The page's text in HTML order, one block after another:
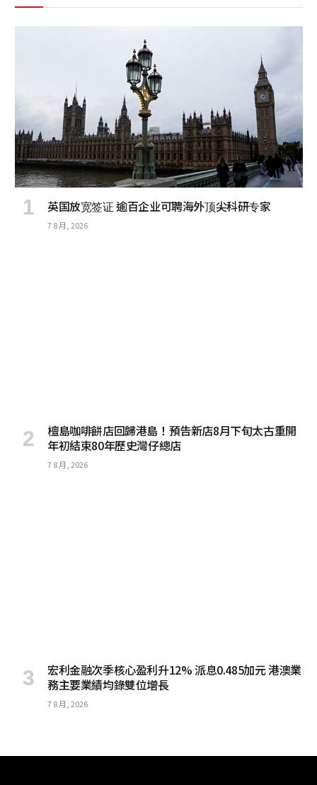
英国放宽签证 逾百企业可聘海外顶尖科研专家
7 8 月, 2026
檀島咖啡餅店回歸港島！預告新店8月下旬太古重開
年初結束80年歷史灣仔總店
7 8 月, 2026
宏利金融次季核心盈利升12% 派息0.485加元 港澳業
務主要業績均錄雙位增長
7 8 月, 2026